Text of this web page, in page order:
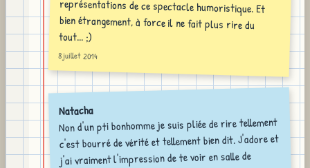
tout... ;)
8 juillet 2014
Natacha
Non d'un pti bonhomme je suis pliée de rire tellement
c'est bourré de vérité et tellement bien dit. J'adore et
j'ai vraiment l'impression de te voir en salle de